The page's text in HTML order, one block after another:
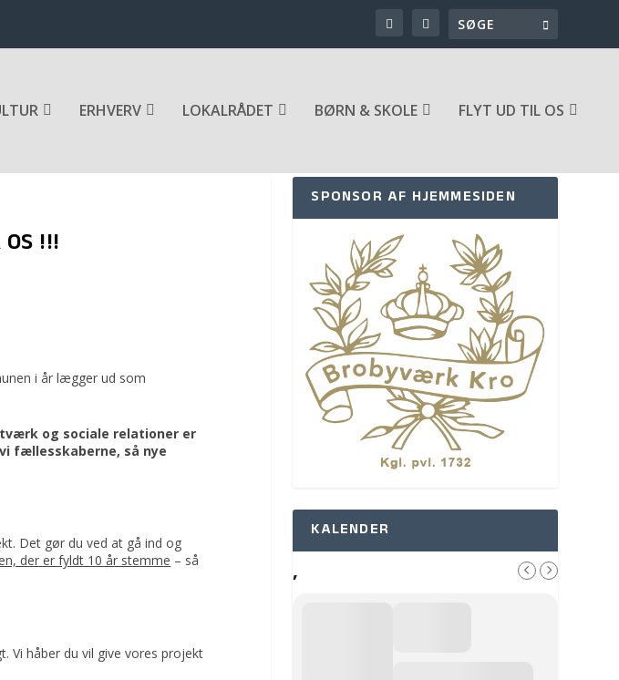
ERHVERV LOKALRÅDET BØRN & SKOLE FLYT UD TIL OS
!!!
i år lægger ud som
og sociale relationer er
fællesskaberne, så nye
Det gør du ved at gå ind og
der er fyldt 10 år stemme – så
Vi håber du vil give vores projekt
SPONSOR AF HJEMMESIDEN
KALENDER
,